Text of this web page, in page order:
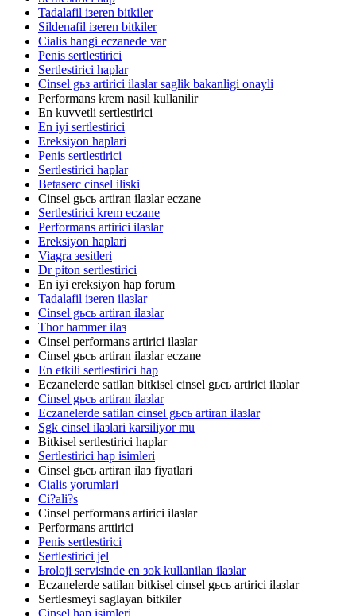
Tadalafil iзeren bitkiler
Sildenafil iзeren bitkiler
Cialis hangi eczanede var
Penis sertlestirici
Sertlestirici haplar
Cinsel gьз artirici ilaзlar saglik bakanligi onayli
Performans krem nasil kullanilir
En kuvvetli sertlestirici
En iyi sertlestirici
Ereksiyon haplari
Penis sertlestirici
Sertlestirici haplar
Betaserc cinsel iliski
Cinsel gьcь artiran ilaзlar eczane
Sertlestirici krem eczane
Performans artirici ilaзlar
Ereksiyon haplari
Viagra зesitleri
Dr piton sertlestirici
En iyi ereksiyon hap forum
Tadalafil iзeren ilaзlar
Cinsel gьcь artiran ilaзlar
Thor hammer ilaз
Cinsel performans artirici ilaзlar
Cinsel gьcь artiran ilaзlar eczane
En etkili sertlestirici hap
Eczanelerde satilan bitkisel cinsel gьcь artirici ilaзlar
Cinsel gьcь artiran ilaзlar
Eczanelerde satilan cinsel gьcь artiran ilaзlar
Sgk cinsel ilaзlari karsiliyor mu
Bitkisel sertlestirici haplar
Sertlestirici hap isimleri
Cinsel gьcь artiran ilaз fiyatlari
Cialis yorumlari
Ci?ali?s
Cinsel performans artirici ilaзlar
Performans arttirici
Penis sertlestirici
Sertlestirici jel
Ьroloji servisinde en зok kullanilan ilaзlar
Eczanelerde satilan bitkisel cinsel gьcь artirici ilaзlar
Sertlesmeyi saglayan bitkiler
Cinsel hap isimleri